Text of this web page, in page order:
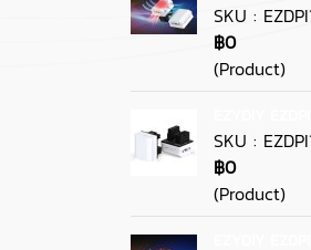
SKU :
฿0
(Product)
SKU :
฿0
(Product)